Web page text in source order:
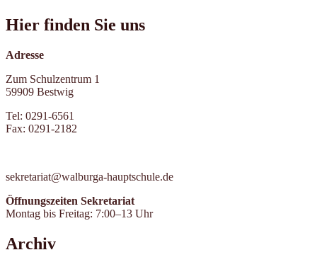
Hier finden Sie uns
Adresse
Zum Schulzentrum 1
59909 Bestwig
Tel: 0291-6561
Fax: 0291-2182
sekretariat@walburga-hauptschule.de
Öffnungszeiten Sekretariat
Montag bis Freitag: 7:00–13 Uhr
Archiv